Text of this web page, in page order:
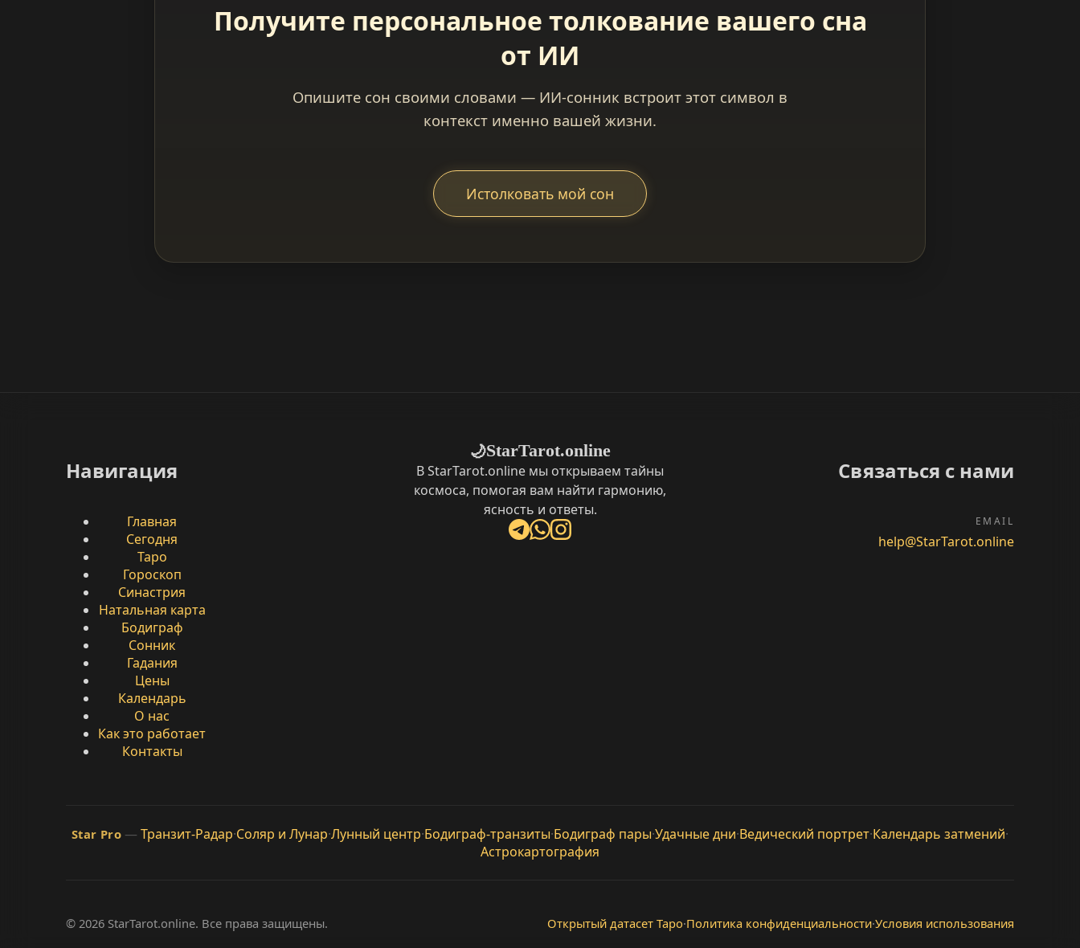
Получите персональное толкование вашего сна
от ИИ
Опишите сон своими словами — ИИ-сонник встроит этот символ в
контекст именно вашей жизни.
Истолковать мой сон
Навигация
Главная
Сегодня
Таро
Гороскоп
Синастрия
Натальная карта
Бодиграф
Сонник
Гадания
Цены
Календарь
О нас
Как это работает
Контакты
🌙StarTarot.online
В StarTarot.online мы открываем тайны
космоса, помогая вам найти гармонию,
ясность и ответы.
Связаться с нами
EMAIL
help@StarTarot.online
Star Pro — Транзит-Радар·Соляр и Лунар·Лунный центр·Бодиграф-транзиты·Бодиграф пары·Удачные дни·Ведический портрет·Календарь затмений·
Астрокартография
© 2026 StarTarot.online. Все права защищены. Открытый датасет Таро·Политика конфиденциальности·Условия использования